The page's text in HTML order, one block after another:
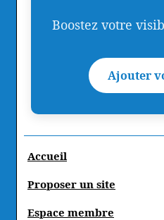
Boostez votre
Ajouter
Accueil
Proposer un site
Espace membre